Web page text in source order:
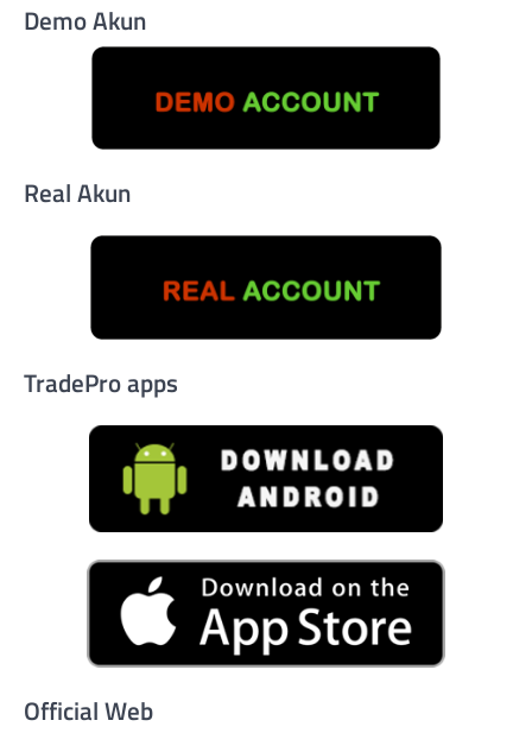
Demo Akun
Real Akun
TradePro apps
Official Web